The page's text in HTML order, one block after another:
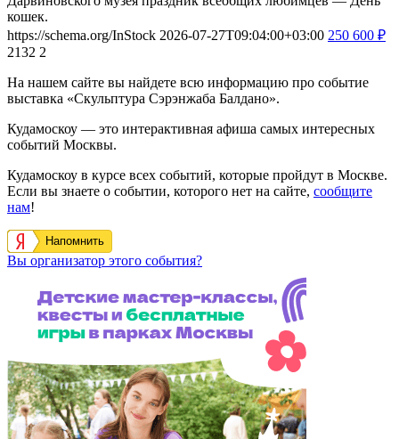
кошек.
https://schema.org/InStock 2026-07-27T09:04:00+03:00 250 600 ₽
2132 2
На нашем сайте вы найдете всю информацию про событие
выставка «Скульптура Сэрэнжаба Балдано».
Кудамоскоу — это интерактивная афиша самых интересных
событий Москвы.
Кудамоскоу в курсе всех событий, которые пройдут в Москве.
Если вы знаете о событии, которого нет на сайте, сообщите
нам!
Напомнить
Вы организатор этого события?